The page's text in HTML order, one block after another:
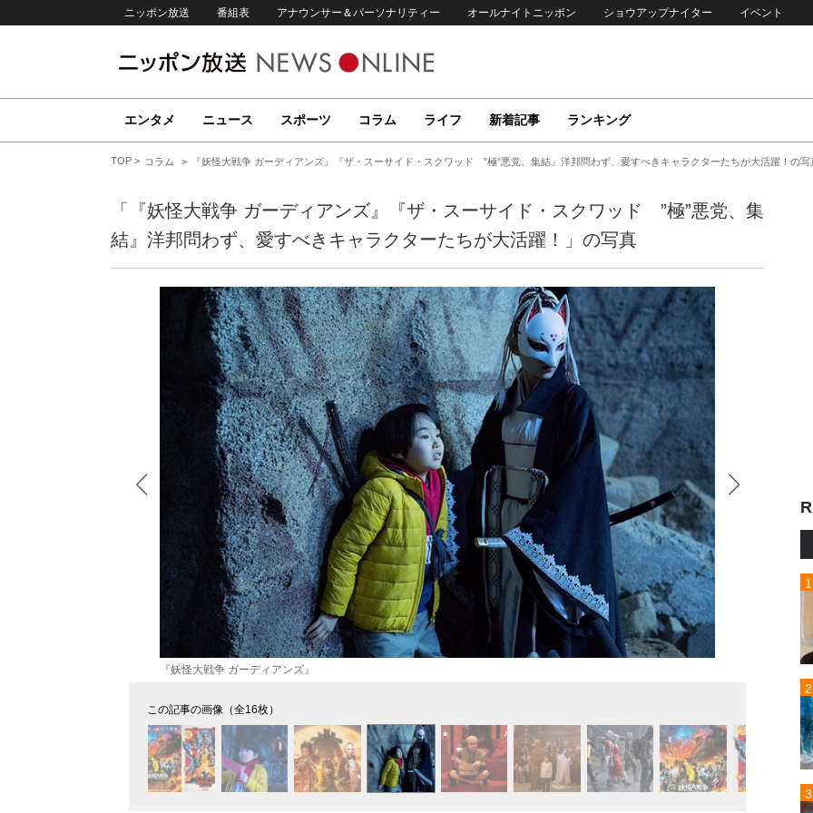
ニッポン放送 番組表 アナウンサー＆パーソナリティー オールナイトニッポン ショウアップナイター イベント
エンタメ ニュース スポーツ コラム ライフ 新着記事 ランキング
TOP コラム 『妖怪大戦争 ガーディアンズ』『ザ・スーサイド・スクワッド ”極”悪党、集結』洋邦問わず、愛すべきキャラクターたちが大活躍！の写
「『妖怪大戦争 ガーディアンズ』『ザ・スーサイド・スクワッド ”極”悪党、集
結』洋邦問わず、愛すべきキャラクターたちが大活躍！」の写真
『妖怪大戦争 ガーディアンズ』
この記事の画像（全16枚）